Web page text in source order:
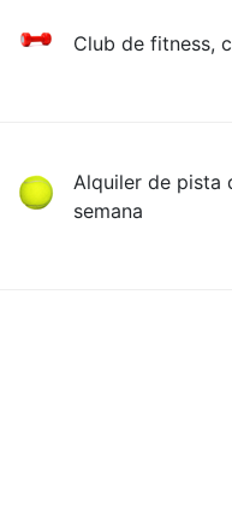
Club de fitness,
Alquiler de pista
semana